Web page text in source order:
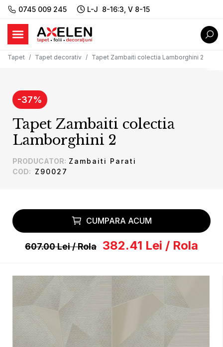
0745 009 245 L-J 8-16:3, V 8-15
Tapet Tapet decorativ Tapet Zambaiti colectia Lamborghini 2
CUMPARA ACUM
607.00Lei/ Rola 382.41 Lei / Rola
Tapet Zambaiti colectia
Lamborghini 2
-37%
PRODUCATOR: Zambaiti Parati
COD: Z90027